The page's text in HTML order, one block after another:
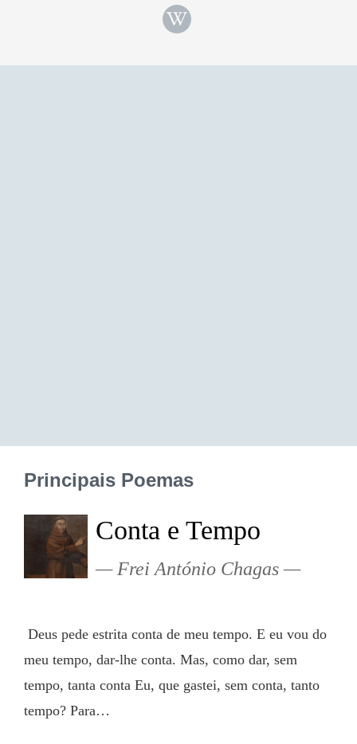
Principais Poemas
Conta e Tempo
Frei António Chagas
meu tempo, dar-lhe conta. Mas, como dar, sem
tempo, tanta conta Eu, que gastei, sem conta, tanto
tempo? Para…